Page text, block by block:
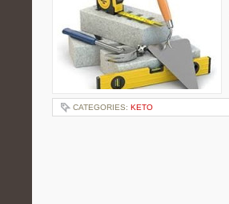
CATEGORIES: KETO